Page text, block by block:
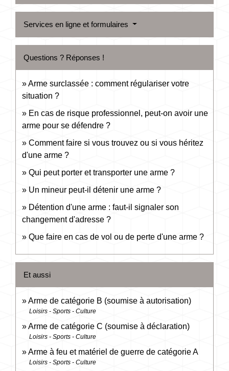
Services en ligne et formulaires
Questions ? Réponses !
Arme surclassée : comment régulariser votre
situation ?
En cas de risque professionnel, peut-on avoir une
arme pour se défendre ?
Comment faire si vous trouvez ou si vous héritez
d'une arme ?
Qui peut porter et transporter une arme ?
Un mineur peut-il détenir une arme ?
Détention d'une arme : faut-il signaler son
changement d'adresse ?
Que faire en cas de vol ou de perte d'une arme ?
Et aussi
Arme de catégorie B (soumise à autorisation)
Loisirs - Sports - Culture
Arme de catégorie C (soumise à déclaration)
Loisirs - Sports - Culture
Arme à feu et matériel de guerre de catégorie A
Loisirs - Sports - Culture